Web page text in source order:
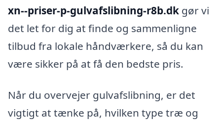
xn--priser-p-gulvafslibning-r8b.dk gør vi
det let for dig at finde og sammenligne
tilbud fra lokale håndværkere, så du kan
være sikker på at få den bedste pris.
Når du overvejer gulvafslibning, er det
vigtigt at tænke på, hvilken type træ og